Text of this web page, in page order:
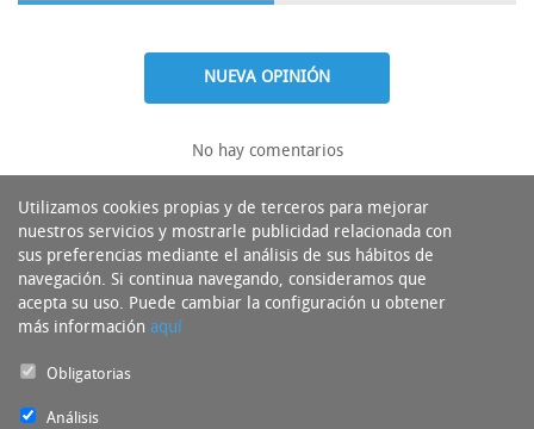
NUEVA OPINIÓN
No hay comentarios
Utilizamos cookies propias y de terceros para mejorar
nuestros servicios y mostrarle publicidad relacionada con
sus preferencias mediante el análisis de sus hábitos de
navegación. Si continua navegando, consideramos que
acepta su uso. Puede cambiar la configuración u obtener
más información aquí
Obligatorias
Análisis